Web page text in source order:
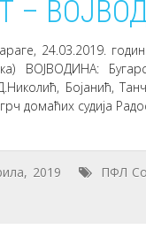
–
24.03.2019.
ВОЈВОДИНА:
Бојанић,
домаћих судија
2019 ПФЛ